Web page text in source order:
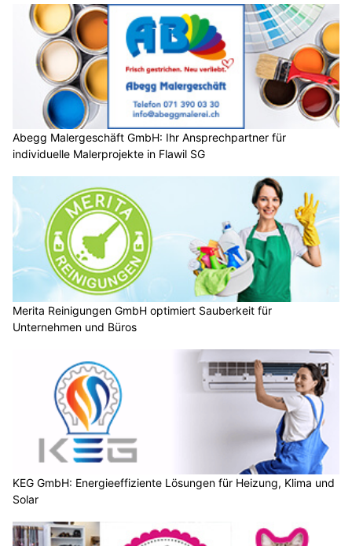
Abegg Malergeschäft GmbH: Ihr Ansprechpartner für
individuelle Malerprojekte in Flawil SG
Merita Reinigungen GmbH optimiert Sauberkeit für
Unternehmen und Büros
KEG GmbH: Energieeffiziente Lösungen für Heizung, Klima und
Solar